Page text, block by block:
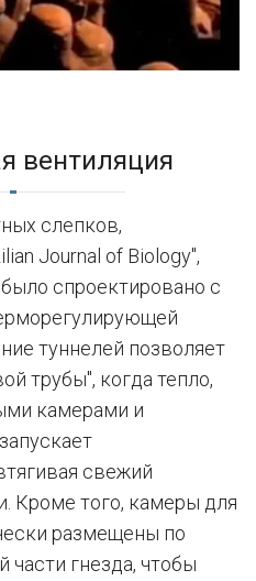
вентиляция
слепков,
Journal of Biology",
спроектировано с
туннелей позволяет
трубы", когда тепло,
камерами и
свежий
Кроме того, камеры для
размещены по
гнезда, чтобы